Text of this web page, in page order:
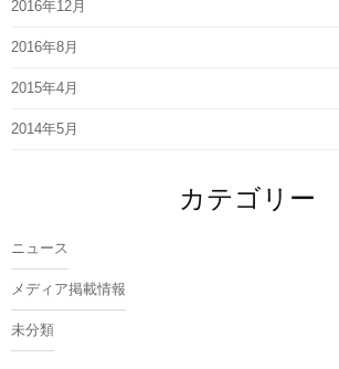
2016年12月
2016年8月
2015年4月
2014年5月
カテゴリー
ニュース
メディア掲載情報
未分類